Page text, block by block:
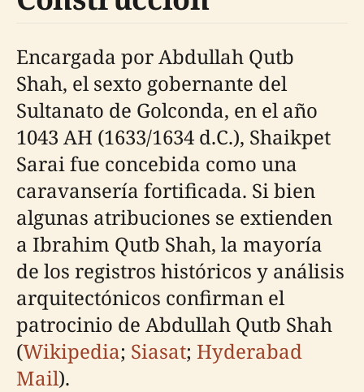
Encargada por Abdullah Qutb
Shah, el sexto gobernante del
Sultanato de Golconda, en el año
1043 AH (1633/1634 d.C.), Shaikpet
Sarai fue concebida como una
caravansería fortificada. Si bien
algunas atribuciones se extienden
a Ibrahim Qutb Shah, la mayoría
de los registros históricos y análisis
arquitectónicos confirman el
patrocinio de Abdullah Qutb Shah
(Wikipedia; Siasat; Hyderabad
Mail).